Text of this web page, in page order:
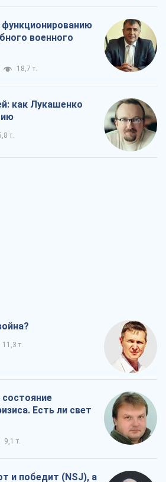
военного
18,7 т.
как Лукашенко
т.
11,3 т.
состояние
Есть ли свет
9,1 т.
и победит (NSJ), а